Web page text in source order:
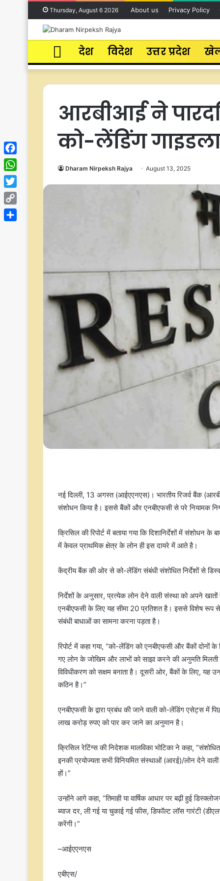
Thursday, August 6 2026 About us Privacy Policy
Home
देश विदेश उत्तर प्रदेश
आरबीआई ने
को-लेंडिंग
Dharam Nirpeksh Rajya August 13, 2025
नई दिल्ली, 13 अगस्त (आईएएनएस)। भारतीय रिजर्व बैंक
संशोधन किया है। इससे बैंकों और एनबीएफसी से परे नियामक
क्रिसिल की रिपोर्ट में बताया गया कि दिशानिर्देशों में
में केवल प्राथमिक क्षेत्र के लोन ही इस दायरे में आते है।
केंद्रीय बैंक की ओर से को-लेंडिंग संबंधी संशोधित निर्देशों से
निर्देशों के अनुसार, प्रत्येक लोन देने वाली संस्था को अपने
एनबीएफसी के लिए यह सीमा 20 प्रतिशत है। इससे विशेष रूप
संबंधी बाधाओं का सामना करना पड़ता है।
रिपोर्ट में कहा गया, “को-लेंडिंग को एनबीएफसी और बैंकों दोनों
गए लोन के जोखिम और लाभों को साझा करने की अनुमति
विविधीकरण को सक्षम बनाता है। दूसरी ओर, बैंकों के लिए, यह
कठिन है।”
एनबीएफसी के द्वारा प्रबंध की जाने वाली को-लेंडिंग एसेट्स में
लाख करोड़ रुपए को पार कर जाने का अनुमान है।
क्रिसिल रेटिंग्स की निदेशक मालविका भोटिका ने कहा,
इनकी प्रयोज्यता सभी विनियमित संस्थाओं (आरई)/लोन देने
हों।”
उन्होंने आगे कहा, “तिमाही या वार्षिक आधार पर बढ़ी हुई
ब्याज दर, ली गई या चुकाई गई फीस, डिफॉल्ट लॉस गारंटी
करेंगी।”
–आईएएनएस
एबीएस/
Facebook
WhatsApp
Twitter
Copy
Link